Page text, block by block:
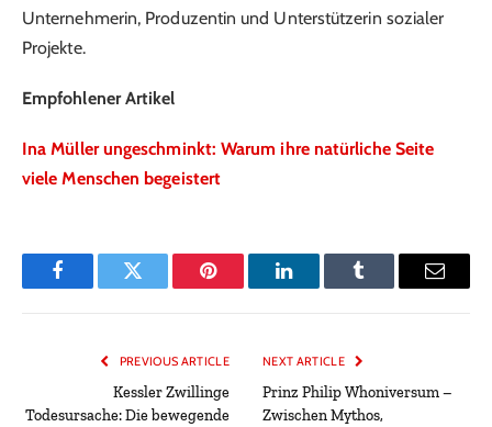
Unternehmerin, Produzentin und Unterstützerin sozialer
Projekte.
Empfohlener Artikel
Ina Müller ungeschminkt: Warum ihre natürliche Seite
viele Menschen begeistert
FacebookTwitter Pinterest LinkedInTumblr Email
PREVIOUS ARTICLE
Kessler Zwillinge
Todesursache: Die bewegende
NEXT ARTICLE
Prinz Philip Whoniversum –
Zwischen Mythos,